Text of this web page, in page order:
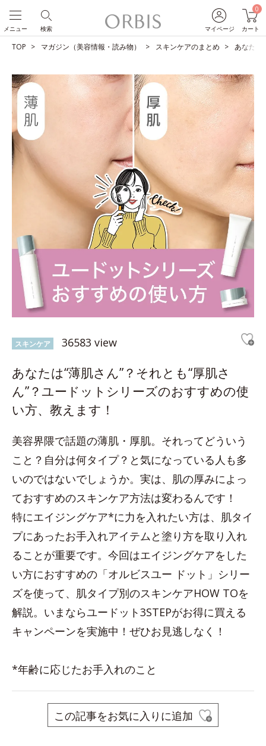
マイページ
0
カート
検索
メニュー
TOP マガジン（美容情報・読み物） スキンケアのまとめ あなたは
スキンケア 36583 view
あなたは“薄肌さん”？それとも“厚肌さ
ん”？ユードットシリーズのおすすめの使
い方、教えます！
美容界隈で話題の薄肌・厚肌。それってどういう
こと？自分は何タイプ？と気になっている人も多
いのではないでしょうか。実は、肌の厚みによっ
ておすすめのスキンケア方法は変わるんです！
特にエイジングケア*に力を入れたい方は、肌タイ
プにあったお手入れアイテムと塗り方を取り入れ
ることが重要です。今回はエイジングケアをした
い方におすすめの「オルビスユー ドット」シリー
ズを使って、肌タイプ別のスキンケアHOW TOを
解説。いまならユードット3STEPがお得に買える
キャンペーンを実施中！ぜひお見逃しなく！
*年齢に応じたお手入れのこと
この記事をお気に入りに追加